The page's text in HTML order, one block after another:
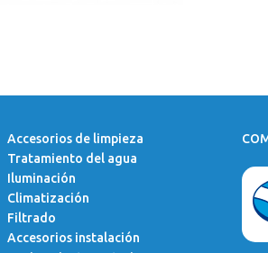
Accesorios de limpieza
Tratamiento del agua
Iluminación
Climatización
Filtrado
Accesorios instalación